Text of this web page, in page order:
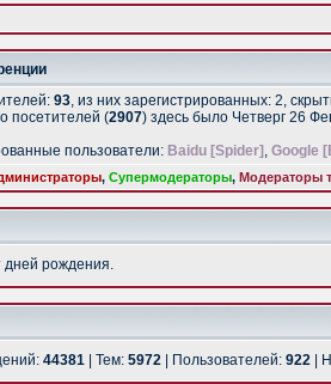
93, из них зарегистрированных: 2,
посетителей (2907) здесь было Четверг 26
пользователи: Baidu [Spider] , Google
, Супермодераторы, Модераторы
дней рождения.
44381 | Тем: 5972 | Пользователей: 922 |